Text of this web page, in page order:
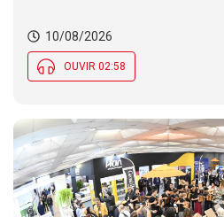
10/08/2026
OUVIR 02:58